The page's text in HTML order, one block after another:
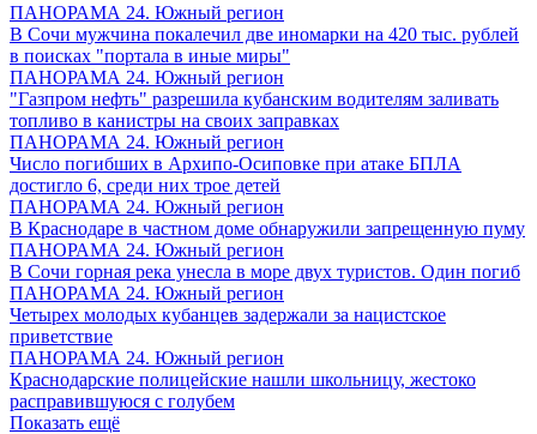
ПАНОРАМА 24. Южный регион
В Сочи мужчина покалечил две иномарки на 420 тыс. рублей
в поисках "портала в иные миры"
ПАНОРАМА 24. Южный регион
"Газпром нефть" разрешила кубанским водителям заливать
топливо в канистры на своих заправках
ПАНОРАМА 24. Южный регион
Число погибших в Архипо-Осиповке при атаке БПЛА
достигло 6, среди них трое детей
ПАНОРАМА 24. Южный регион
В Краснодаре в частном доме обнаружили запрещенную пуму
ПАНОРАМА 24. Южный регион
В Сочи горная река унесла в море двух туристов. Один погиб
ПАНОРАМА 24. Южный регион
Четырех молодых кубанцев задержали за нацистское
приветствие
ПАНОРАМА 24. Южный регион
Краснодарские полицейские нашли школьницу, жестоко
расправившуюся с голубем
Показать ещё